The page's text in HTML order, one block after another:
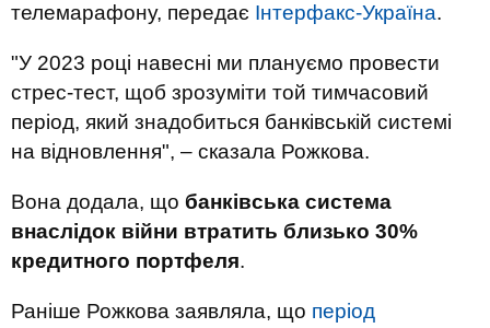
телемарафону, передає Інтерфакс-Україна.
"У 2023 році навесні ми плануємо провести
стрес-тест, щоб зрозуміти той тимчасовий
період, який знадобиться банківській системі
на відновлення", – сказала Рожкова.
Вона додала, що банківська система
внаслідок війни втратить близько 30%
кредитного портфеля.
Раніше Рожкова заявляла, що період